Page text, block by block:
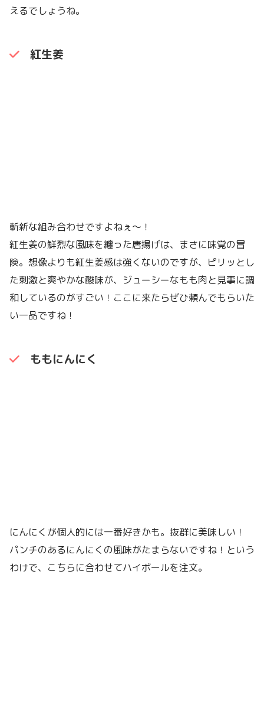
えるでしょうね。
紅生姜
斬新な組み合わせですよねぇ〜！
紅生姜の鮮烈な風味を纏った唐揚げは、まさに味覚の冒
険。想像よりも紅生姜感は強くないのですが、ピリッとし
た刺激と爽やかな酸味が、ジューシーなもも肉と見事に調
和しているのがすごい！ここに来たらぜひ頼んでもらいた
い一品ですね！
ももにんにく
にんにくが個人的には一番好きかも。抜群に美味しい！
パンチのあるにんにくの風味がたまらないですね！という
わけで、こちらに合わせてハイボールを注文。